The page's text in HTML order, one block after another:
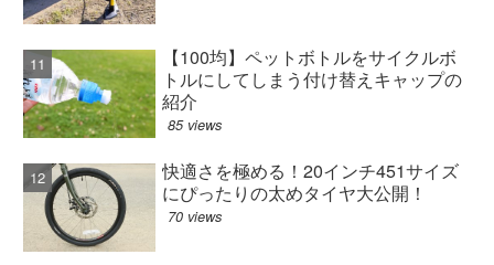
【100均】ペットボトルをサイクルボ
トルにしてしまう付け替えキャップの
紹介
85 views
快適さを極める！20インチ451サイズ
にぴったりの太めタイヤ大公開！
70 views